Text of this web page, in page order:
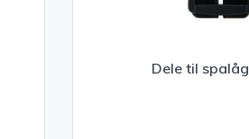
Dele til spalåg